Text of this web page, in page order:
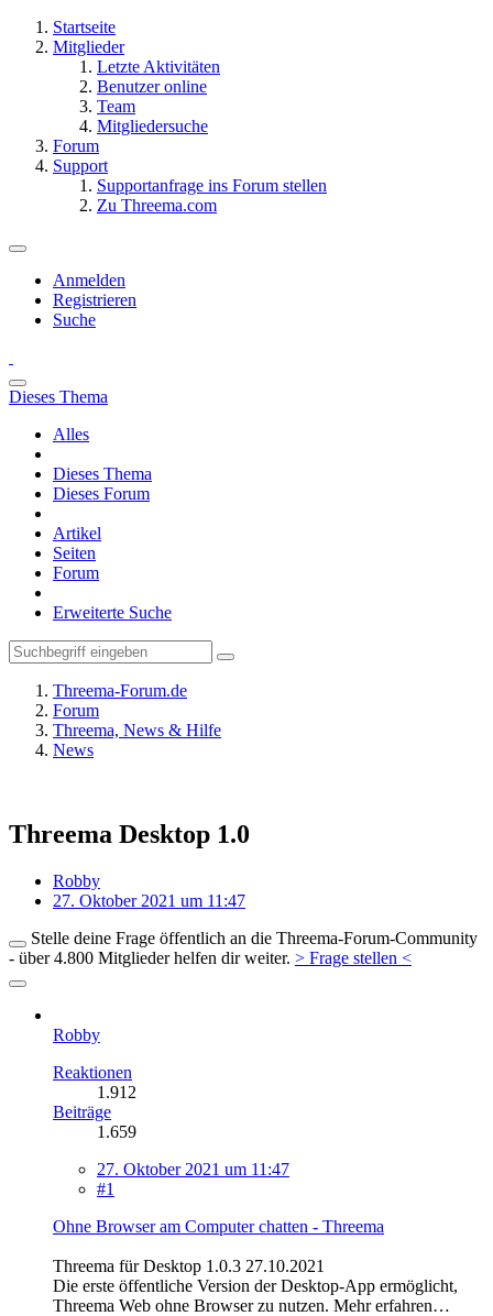
Startseite
Mitglieder
Letzte Aktivitäten
Benutzer online
Team
Mitgliedersuche
Forum
Support
Supportanfrage ins Forum stellen
Zu Threema.com
Anmelden
Registrieren
Suche
Dieses Thema
Alles
Dieses Thema
Dieses Forum
Artikel
Seiten
Forum
Erweiterte Suche
Threema-Forum.de
Forum
Threema, News & Hilfe
News
Threema Desktop 1.0
Robby
27. Oktober 2021 um 11:47
Stelle deine Frage öffentlich an die Threema-Forum-Community
- über 4.800 Mitglieder helfen dir weiter. > Frage stellen <
Robby
Reaktionen
1.912
Beiträge
1.659
27. Oktober 2021 um 11:47
#1
Ohne Browser am Computer chatten - Threema
Threema für Desktop 1.0.3 27.10.2021
Die erste öffentliche Version der Desktop-App ermöglicht,
Threema Web ohne Browser zu nutzen. Mehr erfahren…